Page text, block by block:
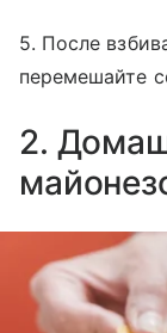
5. После
перемешайте
2.